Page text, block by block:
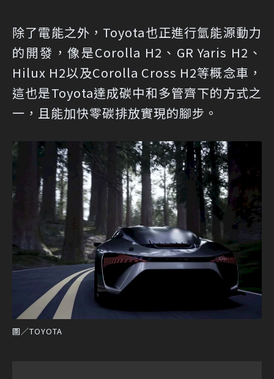
除了電能之外，Toyota也正進行氫能源動力
的開發，像是Corolla H2、GR Yaris H2、
Hilux H2以及Corolla Cross H2等概念車，
這也是Toyota達成碳中和多管齊下的方式之
一，且能加快零碳排放實現的腳步。
圖／TOYOTA